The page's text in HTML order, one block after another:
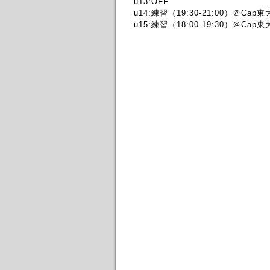
u14:練習（19:30-21:00）＠Cap東
u15:練習（18:00-19:30）＠Cap東